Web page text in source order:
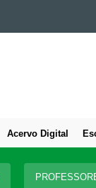
Acervo Digital